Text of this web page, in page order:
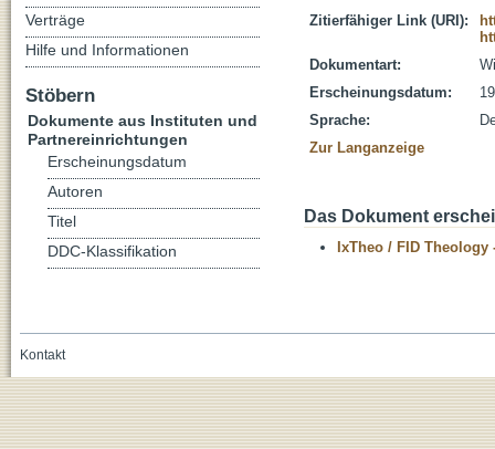
Zitierfähiger Link (URI):
Dokumentart:
Erscheinungsdatum:
Sprache:
Zur Langanzeige
Das Dokument
IxTheo / FID Theology
Verträge
Hilfe und Informationen
Stöbern
Dokumente aus Instituten und
Partnereinrichtungen
Erscheinungsdatum
Autoren
Titel
DDC-Klassifikation
Kontakt